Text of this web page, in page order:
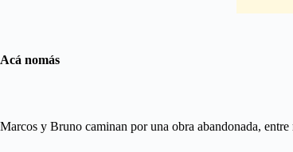
Acá nomás
Marcos y Bruno caminan por una obra abandonada,